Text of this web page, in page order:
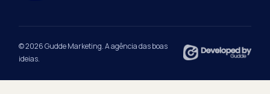
© 2026 Gudde Marketing. A agência das boas
ideias.